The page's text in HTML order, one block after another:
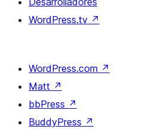
WordPress.tv ↗
WordPress.com ↗
Matt ↗
bbPress ↗
BuddyPress ↗